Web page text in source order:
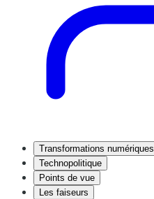
Transformations numériques
Technopolitique
Points de vue
Les faiseurs